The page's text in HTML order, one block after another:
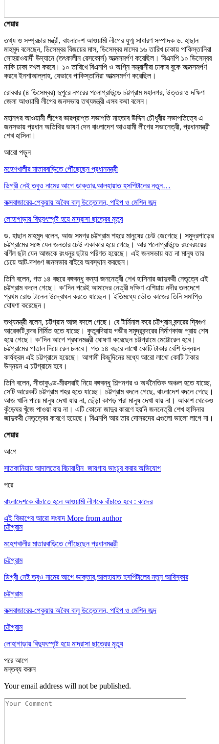
শেয়ার
তথ্য ও সম্প্রচার মন্ত্রী, বাংলাদেশ আওয়ামী লীগের যুগ্ম সাধারণ সম্পাদক ড. হাছান
মাহমুদ বলেছেন, ডিসেম্বর বিজয়ের মাস, ডিসেম্বর মাসের ১৬ তারিখ ঢাকায় পাকিস্তানিরা
সোহরাওয়ার্দী উদ্যানে (তৎকালীন রেসকোর্স) আত্মসমর্পণ করেছিল। বিএনপি ১০ ডিসেম্বর
নাকি ঢাকা দখল করবে। ১০ তারিখে বিএনপি ও অগ্নি সন্ত্রাসীরা ঢাকার বুকে আত্মসমর্পণ
করবে ইনশাআল্লাহ, যেভাবে পাকিস্তানিরা আত্মসমর্পণ করেছিল।
রোববার (৪ ডিসেম্বর) দুপুরে নগরের পলোগ্রাউন্ডে চট্টগ্রাম মহানগর, উত্তর ও দক্ষিণ
জেলা আওয়ামী লীগের জনসভায় তথ্যমন্ত্রী এসব কথা বলেন।
মহানগর আওয়ামী লীগের ভারপ্রাপ্ত সভাপতি মাহতাব উদ্দিন চৌধুরীর সভাপতিত্বে এ
জনসভায় প্রধান অতিথির ভাষণ দেন বাংলাদেশ আওয়ামী লীগের সভানেত্রী, প্রধানমন্ত্রী
শেখ হাসিনা।
আরো পড়ুন
মহেশখালীর মাতারবাড়িতে পৌঁছেছেন প্রধানমন্ত্রী
ডিগ্রী নেই তবুও নামের আগে ডাক্তার,আলহায়াত হসপিটালের নতুন…
কক্সবাজারের-পেকুয়ায় অবৈধ বালু উত্তোলন, পাইপ ও মেশিন জব্দ
লোহাগাড়ায় বিদ্যুৎস্পৃষ্ট হয়ে মাদ্রাসা ছাত্রের মৃত্যু
ড. হাছান মাহমুদ বলেন, আজ সমগ্র চট্টগ্রাম শহরে মানুষের ঢেউ জেগেছে। সমুদ্রপাড়ের
চট্টগ্রামের সঙ্গে যেন জনতার ঢেউ একাকার হয়ে গেছে। আর পলোগ্রাউন্ডে রংবেরংয়ের
বর্ণিল ছটা যেন আজকে রংধনুর ছটায় পরিণত হয়েছে। এই জনসভায় যত না মানুষ তার
চেয়ে আট-দশগুণ জনসভার বাইরে অবস্থান করছেন।
তিনি বলেন, গত ১৪ বছরে বঙ্গবন্ধু কন্যা জননেত্রী শেখ হাসিনার জাদুকরী নেতৃত্বে এই
চট্টগ্রাম বদলে গেছে। ক’দিন পরেই আমাদের নেত্রী দক্ষিণ এশিয়ায় নদীর তলদেশে
প্রথম রোড টানেল উদ্বোধন করতে যাচ্ছেন। ইতিমধ্যে ভৌত কাজের তিনি সমাপ্তি
ঘোষণা করেছেন।
তথ্যমন্ত্রী বলেন, চট্টগ্রাম আজ বদলে গেছে। বে টার্মিনাল করে চট্টগ্রাম বন্দরের দ্বিগুণ
আরেকটি বন্দর নির্মিত হতে যাচ্ছে। কুতুবদিয়ায় গভীর সমুদ্রবন্দরের নির্মাণকাজ প্রায় শেষ
হয়ে গেছে। ক’দিন আগে প্রধানমন্ত্রী ঘোষণা করেছেন চট্টগ্রামে মেট্টোরেল হবে।
চট্টগ্রামের পাতাল দিয়ে রেল চলবে। গত ১৪ বছরে লাখো কোটি টাকার বেশি উন্নয়ন
কার্যক্রম এই চট্টগ্রামে হয়েছে। আগামী কিছুদিনের মধ্যে আরো লাখো কোটি টাকার
উন্নয়ন এ চট্টগ্রামে হবে।
তিনি বলেন, সীতাকুণ্ড-মীরসরাই নিয়ে বঙ্গবন্ধু শিল্পনগর ও অর্থনৈতিক অঞ্চল হতে যাচ্ছে,
সেটি আরেকটি চট্টগ্রাম শহর হতে যাচ্ছে। চট্টগ্রাম বদলে গেছে, বাংলাদেশ বদলে গেছে।
আজ খালি পায়ে মানুষ দেখা যায় না, ছেঁড়া কাপড় পরা মানুষ দেখা যায় না। আকাশ থেকেও
কুঁড়েঘর খুঁজে পাওয়া যায় না। এটি কোনো জাদুর কারণে হয়নি জননেত্রী শেখ হাসিনার
জাদুকরী নেতৃত্বের কারণে হয়েছে। বিএনপি আর তার দোসরদের এগুলো ভালো লাগে না।
শেয়ার
আগে
সাতকানিয়ায় আদালতের বিচারাধীন জায়গায় ভাংচুর করার অভিযোগ
পরে
বাংলাদেশকে বাঁচাতে হলে আওয়ামী লীগকে বাঁচাতে হবে : কাদের
এই বিভাগের আরো সংবাদ More from author
চট্টগ্রাম
মহেশখালীর মাতারবাড়িতে পৌঁছেছেন প্রধানমন্ত্রী
চট্টগ্রাম
ডিগ্রী নেই তবুও নামের আগে ডাক্তার,আলহায়াত হসপিটালের নতুন আবিস্কার
চট্টগ্রাম
কক্সবাজারের-পেকুয়ায় অবৈধ বালু উত্তোলন, পাইপ ও মেশিন জব্দ
চট্টগ্রাম
লোহাগাড়ায় বিদ্যুৎস্পৃষ্ট হয়ে মাদ্রাসা ছাত্রের মৃত্যু
পরেআগে
মন্তব্য করুন
Your email address will not be published.